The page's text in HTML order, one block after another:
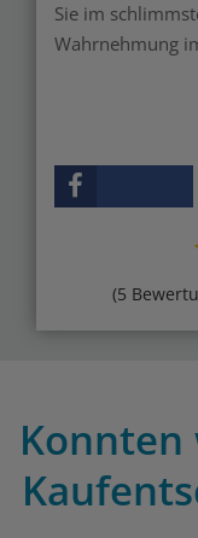
Sie im
Wahrnehmung
(5